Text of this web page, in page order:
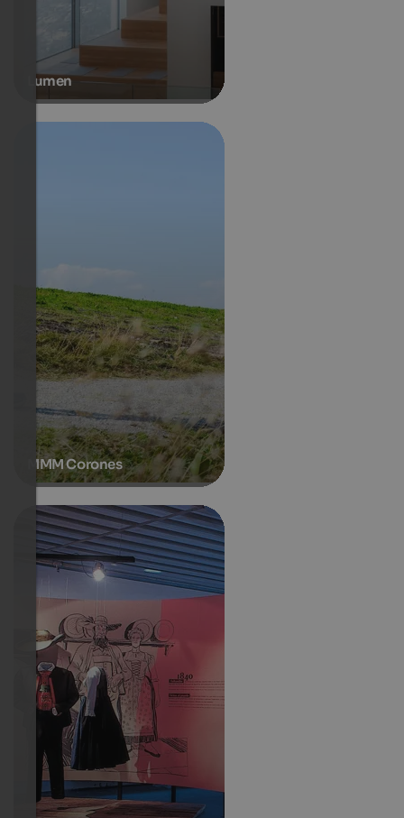
Lumen
MMM Corones